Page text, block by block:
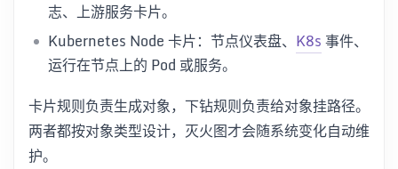
志、上游服务卡片。
Kubernetes Node 卡片：节点仪表盘、 K8s事件、
运行在节点上的 Pod 或服务。
卡片规则负责生成对象，下钻规则负责给对象挂路径。
两者都按对象类型设计，灭火图才会随系统变化自动维
护。